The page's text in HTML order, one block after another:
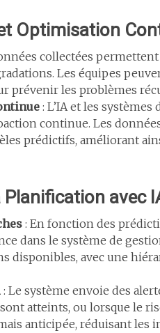
Optimisation
collectées
Les équipes
prévenir les problèmes
: L’IA et les
continue. Les
prédictifs, améliorant
avec
: En fonction des
dans le système de
disponibles, avec une
: Le système envoie des
atteints, ou lorsque le
anticipée, réduisant les